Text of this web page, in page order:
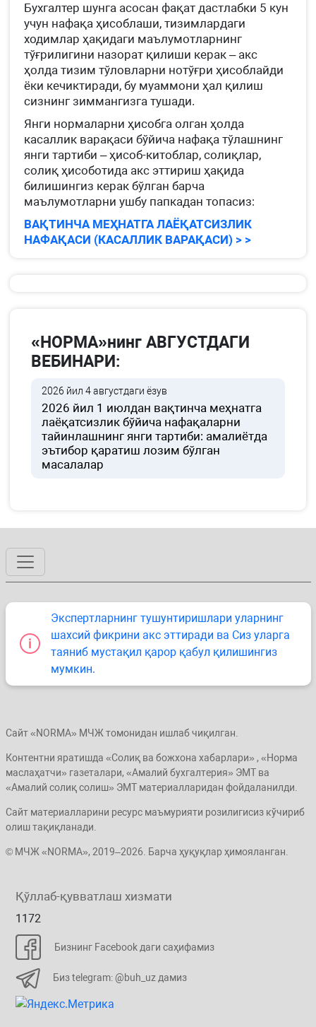
Бухгалтер шунга асосан фақат дастлабки 5 кун
учун нафақа ҳисоблаши, тизимлардаги
ходимлар ҳақидаги маълумотларнинг
тўғрилигини назорат қилиши керак – акс
ҳолда тизим тўловларни нотўғри ҳисоблайди
ёки кечиктиради, бу муаммони ҳал қилиш
сизнинг зиммангизга тушади.
Янги нормаларни ҳисобга олган ҳолда
касаллик варақаси бўйича нафақа тўлашнинг
янги тартиби – ҳисоб-китоблар, солиқлар,
солиқ ҳисоботида акс эттириш ҳақида
билишингиз керак бўлган барча
маълумотларни ушбу папкадан топасиз:
ВАҚТИНЧА МЕҲНАТГА ЛАЁҚАТСИЗЛИК
НАФАҚАСИ (КАСАЛЛИК ВАРАҚАСИ) > >
«НОРМА»нинг АВГУСТДАГИ
ВЕБИНАРИ:
2026 йил 4 августдаги ёзув
2026 йил 1 июлдан вақтинча меҳнатга
лаёқатсизлик бўйича нафақаларни
тайинлашнинг янги тартиби: амалиётда
эътибор қаратиш лозим бўлган
масалалар
Экспертларнинг тушунтиришлари уларнинг
шахсий фикрини акс эттиради ва Сиз уларга
таяниб мустақил қарор қабул қилишингиз
мумкин.
Сайт «NORMA» МЧЖ томонидан ишлаб чиқилган.
Контентни яратишда «Солиқ ва божхона хабарлари» , «Норма
маслаҳатчи» газеталари, «Амалий бухгалтерия» ЭМТ ва
«Амалий солиқ солиш» ЭМТ материалларидан фойдаланилди.
Сайт материалларини ресурс маъмурияти розилигисиз кўчириб
олиш тақиқланади.
© МЧЖ «NORMA», 2019–2026. Барча ҳуқуқлар ҳимояланган.
Қўллаб-қувватлаш хизмати
1172
Бизнинг Facebook даги саҳифамиз
Биз telegram: @buh_uz дамиз